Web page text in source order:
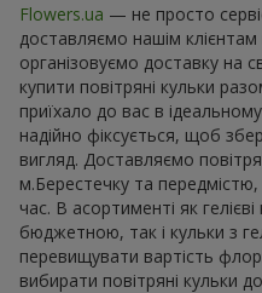
Flowers.ua — не просто
доставляємо нашім
організовуємо доставку на
купити повітряні кульки
приїхало до вас в
надійно фіксується, щоб
вигляд. Доставляємо
м.Берестечку та
час. В асортименті як
бюджетною, так і кульки з
перевищувати вартість
вибирати повітряні кульки